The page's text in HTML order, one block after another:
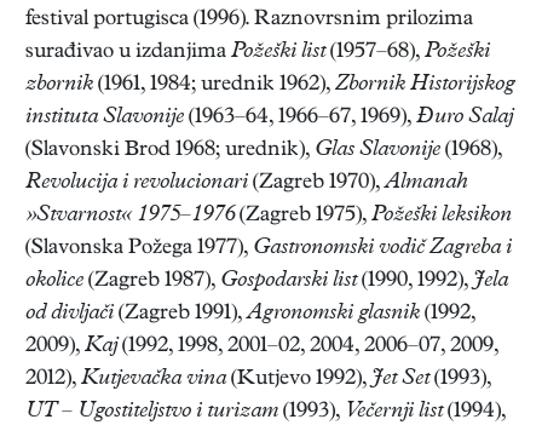
festival portugisca (1996). Raznovrsnim prilozima
surađivao u izdanjima Požeški list(1957–68), Požeški
zbornik (1961, 1984; urednik 1962), Zbornik Historijskog
instituta Slavonije (1963–64, 1966–67, 1969), Đuro Salaj
(Slavonski Brod 1968; urednik), Glas Slavonije (1968),
Revolucija i revolucionari (Zagreb 1970),Almanah
»Stvarnost« 1975–1976(Zagreb 1975), Požeški leksikon
(Slavonska Požega 1977), Gastronomski vodič Zagreba i
okolice (Zagreb 1987), Gospodarski list(1990, 1992), Jela
od divljači (Zagreb 1991),Agronomski glasnik (1992,
2009), Kaj(1992, 1998, 2001–02, 2004, 2006–07, 2009,
2012), Kutjevačka vina(Kutjevo 1992), Jet Set(1993),
UT– Ugostiteljstvo i turizam (1993), Večernji list(1994),